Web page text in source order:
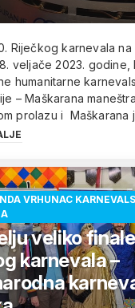
Riječkog karnevala
veljače 2023.
humanitarne
– Maškarana
prolazu i Maškarana
VRHUNAC
veliko
karnevala –